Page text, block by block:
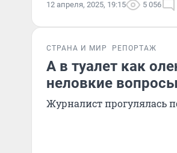
12 апреля, 2025, 19:15 5 056
СТРАНА И МИР РЕПОРТАЖ
А в туалет как
неловкие
Журналист прогулялась